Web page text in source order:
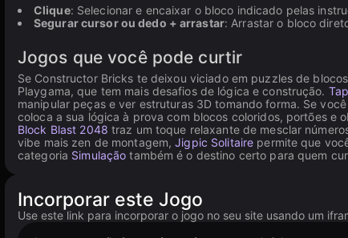
Clique: Selecionar e encaixar o bloco indicado pelas
Segurar cursor ou dedo + arrastar: Arrastar o bloco
Jogos que você pode curtir
Se Constructor Bricks te deixou viciado em puzzles de
Playgama, que tem mais desafios de lógica e construção.
manipular peças e ver estruturas 3D tomando forma. Se
coloca a sua lógica à prova com blocos coloridos, portões e
Block Blast 2048 traz um toque relaxante de mesclar
vibe mais zen de montagem,Jigpic Solitaire permite que
categoria Simulação também é o destino certo para quem
Incorporar este Jogo
Use este link para incorporar o jogo no seu site usando um